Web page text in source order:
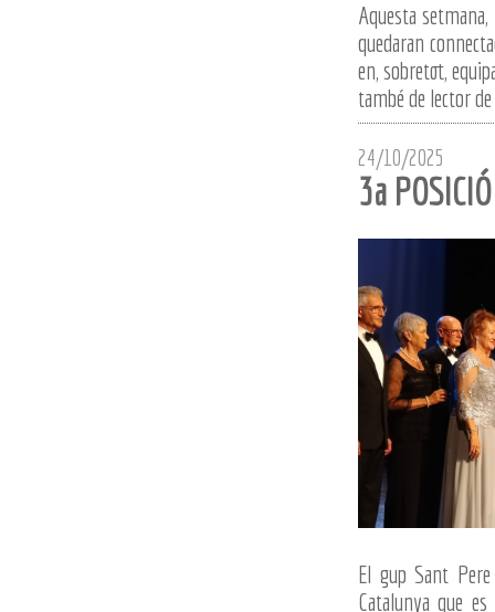
Aquesta
quedaran
en, sobretot,
també de lector
24/10/2025
3a
El gup Sant
Catalunya que